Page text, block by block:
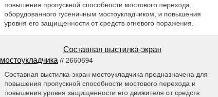
повышения пропускной способности мостового перехода,
оборудованного гусеничным мостоукладчиком, и повышения
уровня его защищенности от средств огневого поражения.
Составная выстилка-экран
мостоукладчика // 2660694
Составная выстилка-экран мостоукладчика предназначена для
повышения пропускной способности мостового перехода и
повышения уровня защищенности его движителя от средств